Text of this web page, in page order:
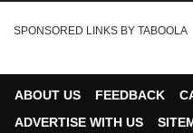
SPONSORED LINKS BY TABOOLA
ABOUT US FEEDBACK
ADVERTISE WITH US